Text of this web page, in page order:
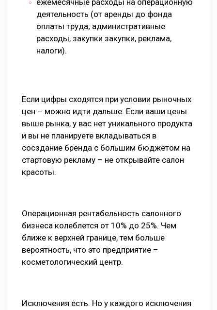
ежемесячные расходы на операционную
деятельность (от аренды до фонда
оплаты труда; административные
расходы, закупки закупки, реклама,
налоги).
Если цифры сходятся при условии рыночных
цен – можно идти дальше. Если ваши цены
выше рынка, у вас нет уникального продукта
и вы не планируете вкладываться в
сосздание бренда с большим бюджетом на
стартовую рекламу – не открывайте салон
красоты.
Операционная рентабельность салонного
бизнеса колеблется от 10% до 25%. Чем
ближе к верхней границе, тем больше
вероятность, что это предприятие –
косметологический центр.
Исключения есть. Но у каждого исключения